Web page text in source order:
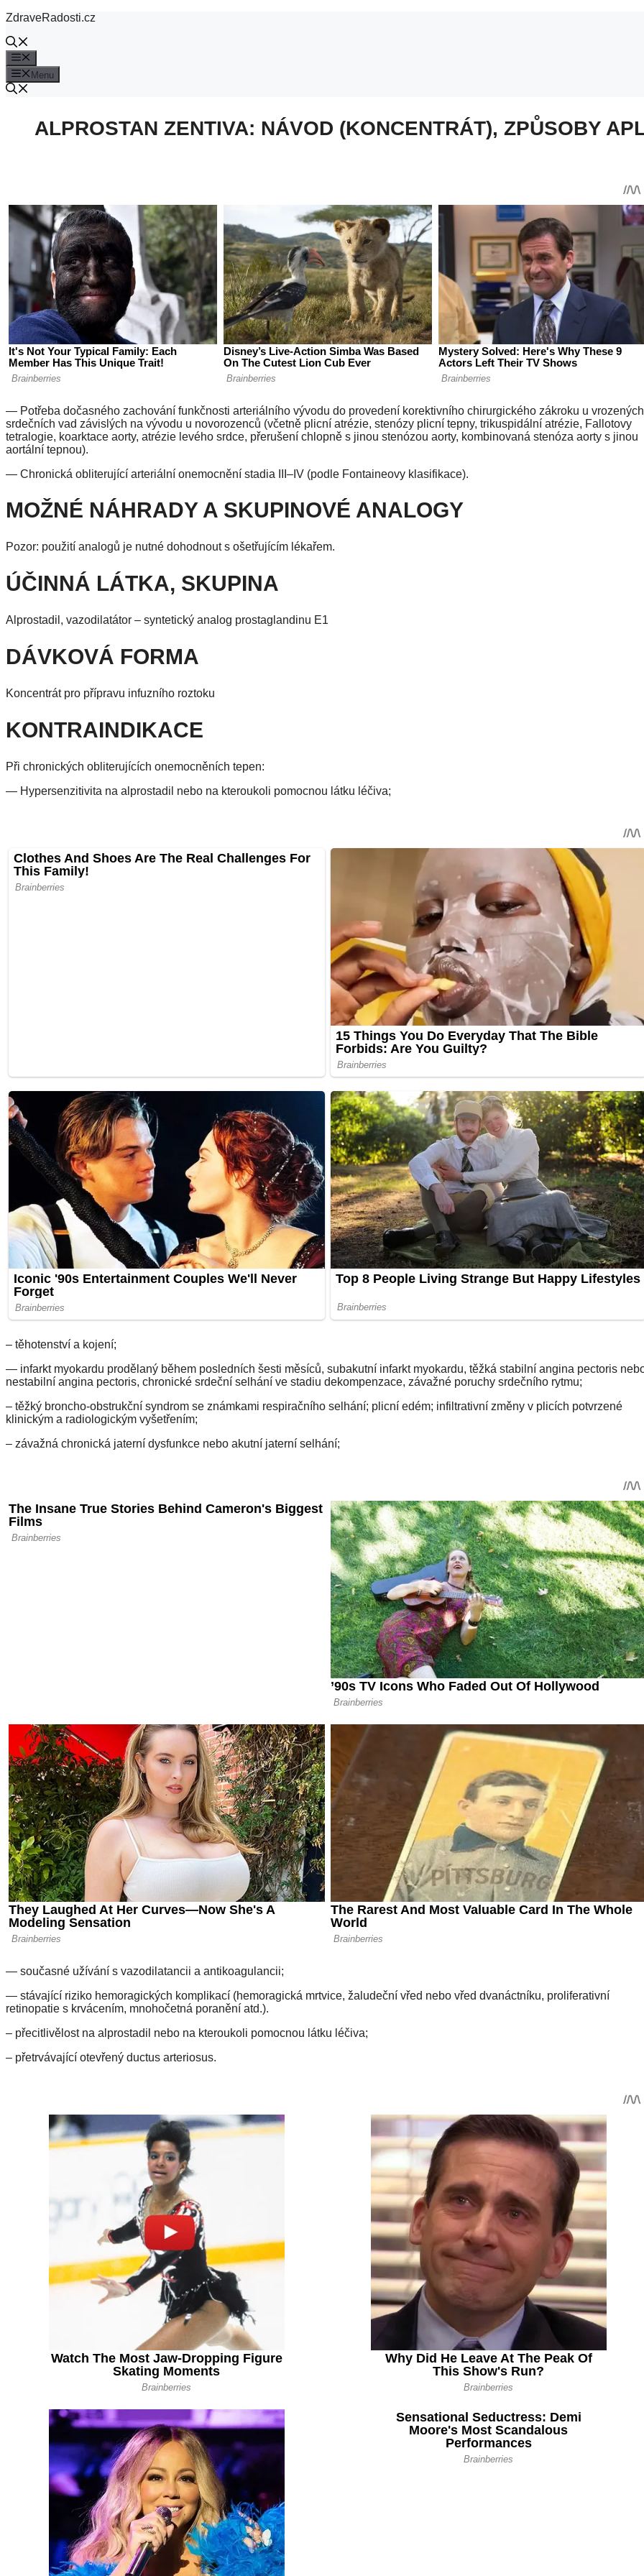
Přeskočit
obsah
ZdraveRadosti.cz
Menu
ALPROSTAN ZENTIVA: NÁVOD (KONCENTRÁT), ZPŮSOBY
— Potřeba dočasného zachování funkčnosti arteriálního vývodu do provedení korektivního chirurgického zákroku u vrozených
srdečních vad závislých na vývodu u novorozenců (včetně plicní atrézie, stenózy plicní tepny, trikuspidální atrézie, Fallotovy
tetralogie, koarktace aorty, atrézie levého srdce, přerušení chlopně s jinou stenózou aorty, kombinovaná stenóza aorty s jinou
aortální tepnou).
— Chronická obliterující arteriální onemocnění stadia III–IV (podle Fontaineovy klasifikace).
MOŽNÉ NÁHRADY A SKUPINOVÉ ANALOGY
Pozor: použití analogů je nutné dohodnout s ošetřujícím lékařem.
ÚČINNÁ LÁTKA, SKUPINA
Alprostadil, vazodilatátor – syntetický analog prostaglandinu E1
DÁVKOVÁ FORMA
Koncentrát pro přípravu infuzního roztoku
KONTRAINDIKACE
Při chronických obliterujících onemocněních tepen:
— Hypersenzitivita na alprostadil nebo na kteroukoli pomocnou látku léčiva;
– těhotenství a kojení;
— infarkt myokardu prodělaný během posledních šesti měsíců, subakutní infarkt myokardu, těžká stabilní angina pectoris
nestabilní angina pectoris, chronické srdeční selhání ve stadiu dekompenzace, závažné poruchy srdečního rytmu;
– těžký broncho-obstrukční syndrom se známkami respiračního selhání; plicní edém; infiltrativní změny v plicích potvrzené
klinickým a radiologickým vyšetřením;
– závažná chronická jaterní dysfunkce nebo akutní jaterní selhání;
— současné užívání s vazodilatancii a antikoagulancii;
— stávající riziko hemoragických komplikací (hemoragická mrtvice, žaludeční vřed nebo vřed dvanáctníku, proliferativní
retinopatie s krvácením, mnohočetná poranění atd.).
– přecitlivělost na alprostadil nebo na kteroukoli pomocnou látku léčiva;
– přetrvávající otevřený ductus arteriosus.